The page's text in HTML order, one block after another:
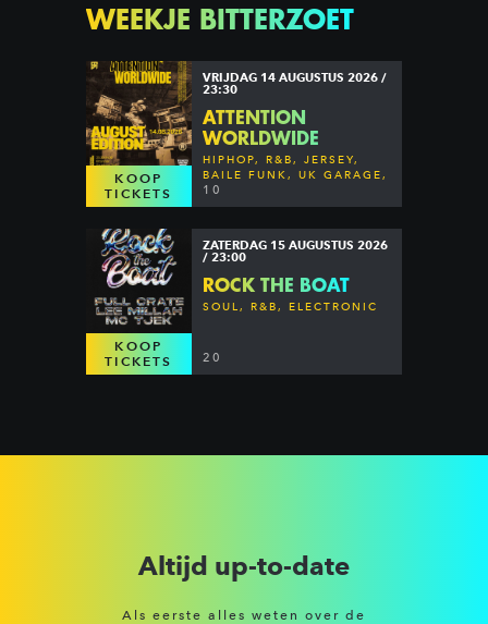
WEEKJE BITTERZOET
KOOP
TICKETS
VRIJDAG 14 AUGUSTUS 2026 /
23:30
ATTENTION
WORLDWIDE
HIPHOP, R&B, JERSEY,
BAILE FUNK, UK GARAGE,
DANCEHALL & MORE
10
KOOP
TICKETS
ZATERDAG 15 AUGUSTUS 2026
/ 23:00
ROCK THE BOAT
SOUL, R&B, ELECTRONIC
20
Altijd up-to-date
Als eerste alles weten over de